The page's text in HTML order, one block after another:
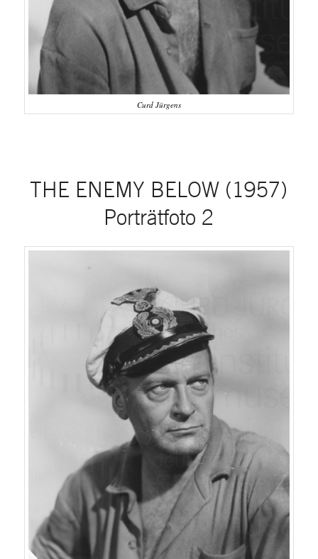
Curd Jürgens
THE ENEMY BELOW (1957)
Porträtfoto 2